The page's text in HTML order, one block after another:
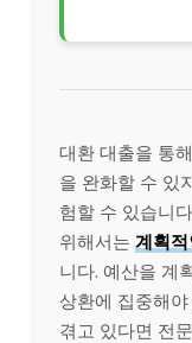
대환 대출을 통
을 완화할 수 있
험할 수 있습니
위해서는 계획
니다. 예산을 계
상환에 집중해
겪고 있다면 전